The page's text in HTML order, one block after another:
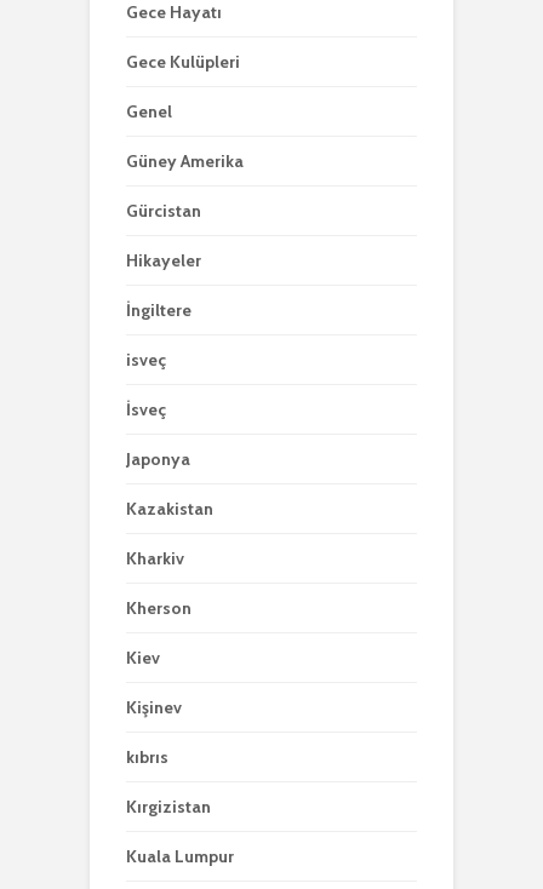
Gece Hayatı
Gece Kulüpleri
Genel
Güney Amerika
Gürcistan
Hikayeler
İngiltere
isveç
İsveç
Japonya
Kazakistan
Kharkiv
Kherson
Kiev
Kişinev
kıbrıs
Kırgizistan
Kuala Lumpur